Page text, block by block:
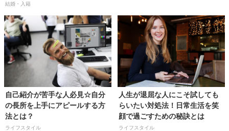
結婚・入籍
自己紹介が苦手な人必見☆自分
の長所を上手にアピールする方
法とは？
ライフスタイル
人生が退屈な人にこそ試しても
らいたい対処法！日常生活を笑
顔で過ごすための秘訣とは
ライフスタイル